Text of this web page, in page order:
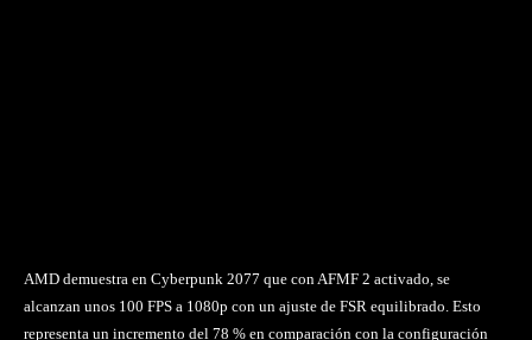
AMD demuestra en Cyberpunk 2077 que con AFMF 2 activado, se
alcanzan unos 100 FPS a 1080p con un ajuste de FSR equilibrado. Esto
representa un incremento del 78 % en comparación con la configuración